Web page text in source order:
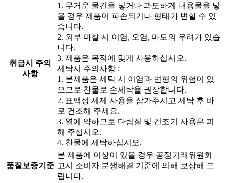
취급시 주의
사항
1. 무거운 물건을 넣거나 과도하게 내용물을 넣
을 경우 제품이 파손되거나 형태가 변할 수 있
습니다.
2. 외부 마찰 시 이염, 오염, 마모의 우려가 있습
니다.
3. 제품은 목적에 맞게 사용하십시오.
세탁시 주의사항 :
1. 본제품은 세탁 시 이염과 변형의 위험이 있
으므로 찬물로 손세탁을 권장합니다.
2. 표백성 세제 사용을 삼가주시고 세탁 후 바
로 건조해 주세요.
3. 열에 약하므로 다림질 및 건조기 사용은 피
해 주십시오.
4. 찬물에 세탁하십시오.
품질보증기준
본 제품에 이상이 있을 경우 공정거래위원회
고시 소비자 분쟁해결 기준에 의해 보상해 드
립니다.